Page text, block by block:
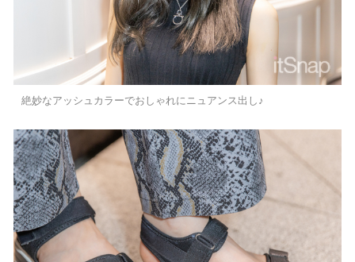
絶妙なアッシュカラーでおしゃれにニュアンス出し♪